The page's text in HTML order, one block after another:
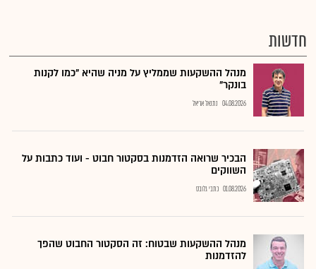
חדשות
מנהל ההשקעות שממליץ על מניה שהיא "כמו לקנות
בונקר"
04.08.2026 נתנאל אריאל
הבכיר שרואה הזדמנות בסקטור חבוט - ועוד כתבות על
השווקים
01.08.2026 כתבי גלובס
מנהל ההשקעות שבטוח: זה הסקטור החבוט שהפך
להזדמנות